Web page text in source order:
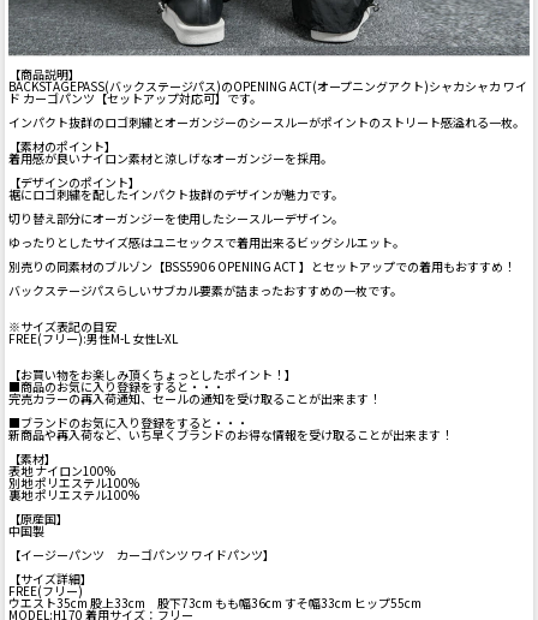
【商品説明】
BACKSTAGEPASS(バックステージパス)のOPENING ACT(オープニングアクト)シャカシャカ ワイ
ド カーゴパンツ【セットアップ対応可】です。
インパクト抜群のロゴ刺繍とオーガンジーのシースルーがポイントのストリート感溢れる一枚。
【素材のポイント】
着用感が良いナイロン素材と涼しげなオーガンジーを採用。
【デザインのポイント】
裾にロゴ刺繍を配したインパクト抜群のデザインが魅力です。
切り替え部分にオーガンジーを使用したシースルーデザイン。
ゆったりとしたサイズ感はユニセックスで着用出来るビッグシルエット。
別売りの同素材のブルゾン【BSS5906 OPENING ACT 】とセットアップでの着用もおすすめ！
バックステージパスらしいサブカル要素が詰まったおすすめの一枚です。
※サイズ表記の目安
FREE(フリー):男性M-L 女性L-XL
【お買い物をお楽しみ頂くちょっとしたポイント！】
■商品のお気に入り登録をすると・・・
完売カラーの再入荷通知、セールの通知を受け取ることが出来ます！
■ブランドのお気に入り登録をすると・・・
新商品や再入荷など、いち早くブランドのお得な情報を受け取ることが出来ます！
【素材】
表地 ナイロン100%
別地 ポリエステル100%
裏地 ポリエステル100%
【原産国】
中国製
【イージーパンツ カーゴパンツ ワイドパンツ】
【サイズ詳細】
FREE(フリー)
ウエスト35cm 股上33cm 股下73cm もも幅36cm すそ幅33cm ヒップ55cm
MODEL:H170 着用サイズ：フリー